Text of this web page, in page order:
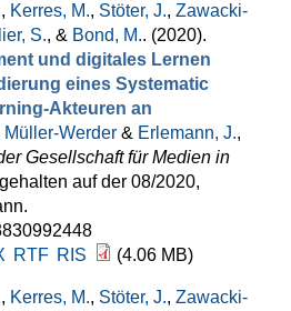
, Kerres, M., Stöter, J., Zawacki-
S., & Bond, M.. (2020).
und digitales Lernen
eines Systematic
Akteuren an
Müller-Werder & Erlemann, J.,
Gesellschaft für Medien in
auf der 08/2020,
RTF RIS (4.06 MB)
, Kerres, M., Stöter, J., Zawacki-